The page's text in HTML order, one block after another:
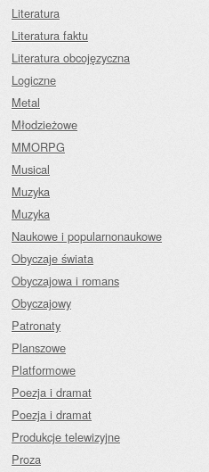
Literatura
Literatura faktu
Literatura obcojęzyczna
Logiczne
Metal
Młodzieżowe
MMORPG
Musical
Muzyka
Muzyka
Naukowe i popularnonaukowe
Obyczaje świata
Obyczajowa i romans
Obyczajowy
Patronaty
Planszowe
Platformowe
Poezja i dramat
Poezja i dramat
Produkcje telewizyjne
Proza